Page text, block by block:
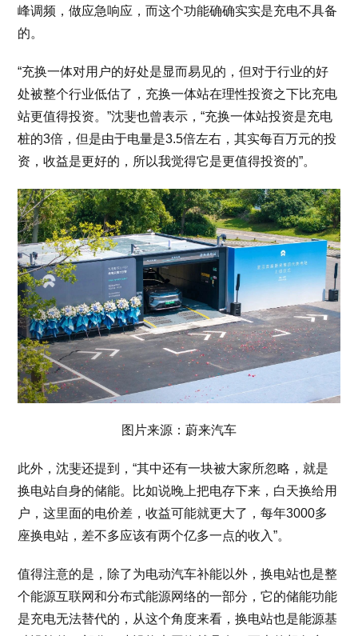
峰调频，做应急响应，而这个功能确确实实是充电不具备
的。
“充换一体对用户的好处是显而易见的，但对于行业的好
处被整个行业低估了，充换一体站在理性投资之下比充电
站更值得投资。”沈斐也曾表示，“充换一体站投资是充电
桩的3倍，但是由于电量是3.5倍左右，其实每百万元的投
资，收益是更好的，所以我觉得它是更值得投资的”。
图片来源：蔚来汽车
此外，沈斐还提到，“其中还有一块被大家所忽略，就是
换电站自身的储能。比如说晚上把电存下来，白天换给用
户，这里面的电价差，收益可能就更大了，每年3000多
座换电站，差不多应该有两个亿多一点的收入”。
值得注意的是，除了为电动汽车补能以外，换电站也是整
个能源互联网和分布式能源网络的一部分，它的储能功能
是充电无法替代的，从这个角度来看，换电站也是能源基